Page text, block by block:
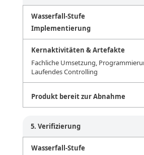
Implementierung
Fachliche Umsetzung,
Laufendes Controlling
Produkt bereit zur Abnahme
5. Verifizierung